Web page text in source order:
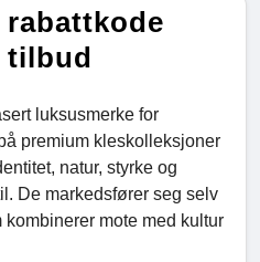
rabattkode
tilbud
luksusmerke for
premium kleskolleksjoner
natur, styrke og
De markedsfører seg selv
mote med kultur